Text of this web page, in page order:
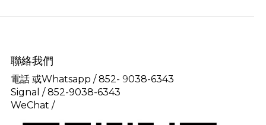
聯絡我們
電話 或Whatsapp / 852- 9038-6343
Signal /852-9038-6343
WeChat /